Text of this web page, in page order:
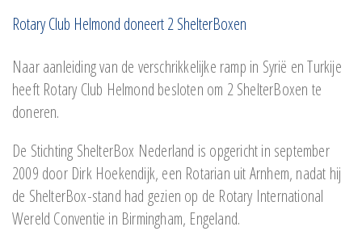
Rotary Club Helmond doneert 2 ShelterBoxen
Naar aanleiding van de verschrikkelijke ramp in Syrië en Turkije
heeft Rotary Club Helmond besloten om 2 ShelterBoxen te
doneren.
De Stichting ShelterBox Nederland is opgericht in september
2009 door Dirk Hoekendijk, een Rotarian uit Arnhem, nadat hij
de ShelterBox-stand had gezien op de Rotary International
Wereld Conventie in Birmingham, Engeland.